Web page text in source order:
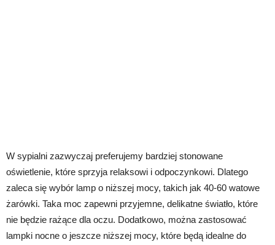
W sypialni zazwyczaj preferujemy bardziej stonowane
oświetlenie, które sprzyja relaksowi i odpoczynkowi. Dlatego
zaleca się wybór lamp o niższej mocy, takich jak 40-60 watowe
żarówki. Taka moc zapewni przyjemne, delikatne światło, które
nie będzie rażące dla oczu. Dodatkowo, można zastosować
lampki nocne o jeszcze niższej mocy, które będą idealne do